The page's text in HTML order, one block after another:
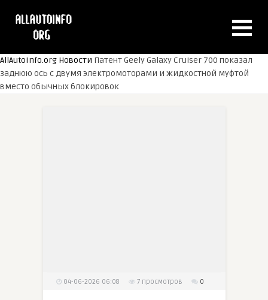
AllAutoInfo.org Новости Патент Geely Galaxy Cruiser 700 показал
заднюю ось с двумя электромоторами и жидкостной муфтой
вместо обычных блокировок
04-06-2026 06:08 7 просмотров 0